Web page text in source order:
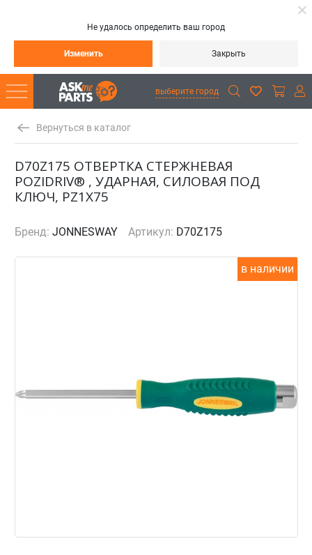
Не удалось определить ваш город
Изменить Закрыть
выберите город
Вернуться в каталог
D70Z175 ОТВЕРТКА СТЕРЖНЕВАЯ
POZIDRIV® , УДАРНАЯ, СИЛОВАЯ ПОД
КЛЮЧ, PZ1X75
Бренд: JONNESWAY Артикул: D70Z175
в наличии